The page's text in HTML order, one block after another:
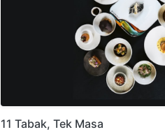
11 Tabak, Tek Masa